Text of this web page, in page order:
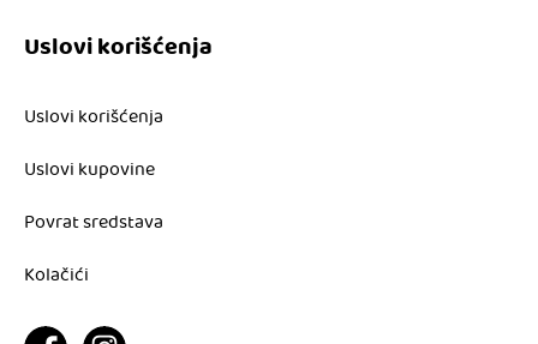
Uslovi korišćenja
Uslovi korišćenja
Uslovi kupovine
Povrat sredstava
Kolačići